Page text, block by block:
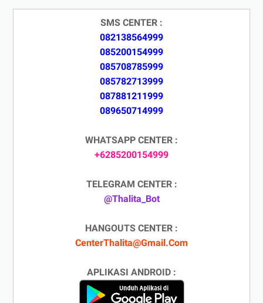
SMS CENTER :
082138564999
085200154999
085708785999
085782713999
087881211999
089650714999
WHATSAPP CENTER :
+6285200154999
TELEGRAM CENTER :
@Thalita_Bot
HANGOUTS CENTER :
CenterThalita@Gmail.Com
APLIKASI ANDROID :